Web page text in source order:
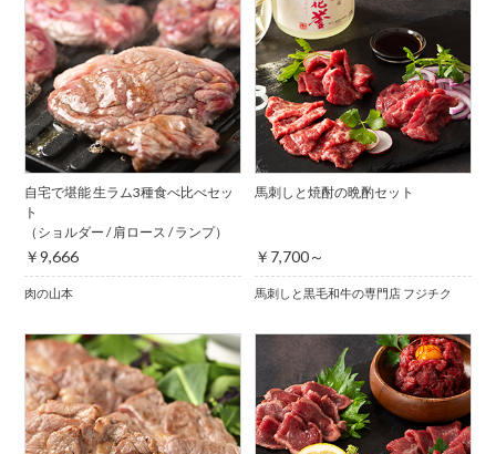
自宅で堪能 生ラム3種食べ比べセッ
ト
（ショルダー / 肩ロース / ランプ）
￥9,666
肉の山本
馬刺しと焼酎の晩酌セット
￥7,700～
馬刺しと黒毛和牛の専門店 フジチク